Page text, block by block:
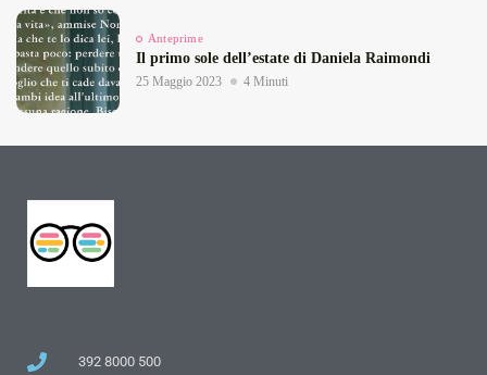
Anteprime
Il primo sole dell’estate di Daniela Raimondi
25 Maggio 2023 4 Minuti
392 8000 500